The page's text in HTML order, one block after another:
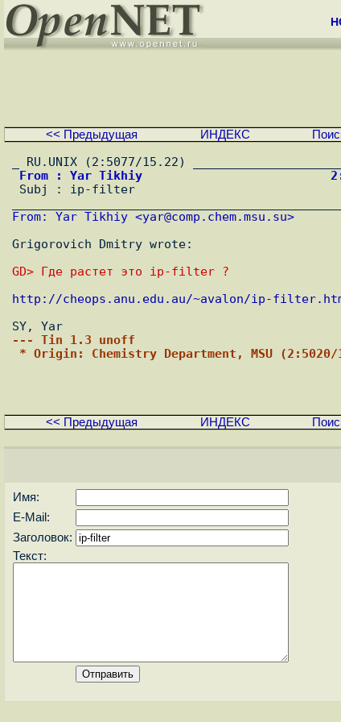
<< Предыдущая ИНДЕКС
From : Yar Tikhiy
From: Yar Tikhiy <yar@comp.chem.msu.su>
Grigorovich Dmitry wrote:
GD> Где растет это ip-filter ?
http://cheops.anu.edu.au/~avalon/ip-
--- Tin 1.3 unoff
* Origin: Chemistry Department, MSU (2:5020/
<< Предыдущая ИНДЕКС
Имя:
E-Mail:
Заголовок:
Текст: